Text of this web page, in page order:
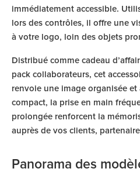
immédiatement accessible.
lors des contrôles, il offre une
à votre logo, loin des objets
Distribué comme cadeau
pack collaborateurs, cet
renvoie une image organisée
compact, la prise en main
prolongée renforcent la
auprès de vos clients,
Panorama des